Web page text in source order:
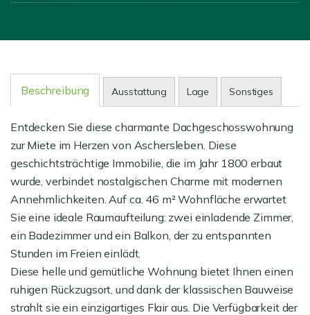
Beschreibung Ausstattung Lage Sonstiges
Entdecken Sie diese charmante Dachgeschosswohnung
zur Miete im Herzen von Aschersleben. Diese
geschichtsträchtige Immobilie, die im Jahr 1800 erbaut
wurde, verbindet nostalgischen Charme mit modernen
Annehmlichkeiten. Auf ca. 46 m² Wohnfläche erwartet
Sie eine ideale Raumaufteilung: zwei einladende Zimmer,
ein Badezimmer und ein Balkon, der zu entspannten
Stunden im Freien einlädt.
Diese helle und gemütliche Wohnung bietet Ihnen einen
ruhigen Rückzugsort, und dank der klassischen Bauweise
strahlt sie ein einzigartiges Flair aus. Die Verfügbarkeit der